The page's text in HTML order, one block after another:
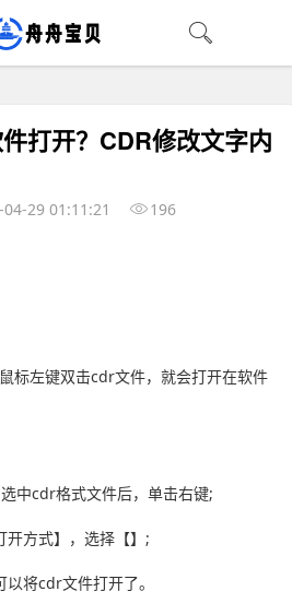
打开？CDR修改文字内
29 01:11:21 196
标左键双击cdr文件，就会打开在软件
中cdr格式文件后，单击右键;
开方式】，选择【】;
将cdr文件打开了。